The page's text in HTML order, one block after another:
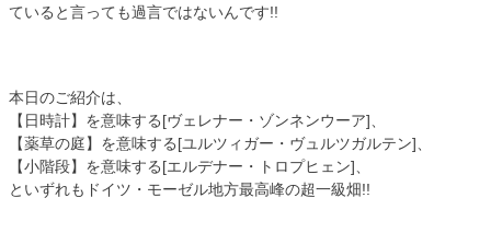
ていると言っても過言ではないんです!!
本日のご紹介は、
【日時計】を意味する[ヴェレナー・ゾンネンウーア]、
【薬草の庭】を意味する[ユルツィガー・ヴュルツガルテン]、
【小階段】を意味する[エルデナー・トロプヒェン]、
といずれもドイツ・モーゼル地方最高峰の超一級畑!!